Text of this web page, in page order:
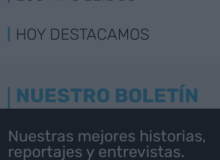
HOY DESTACAMOS
NUESTRO BOLETÍN
Nuestras mejores historias,
reportajes y entrevistas.